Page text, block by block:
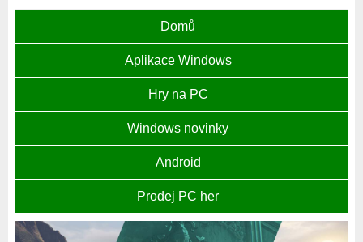
Domů
Aplikace Windows
Hry na PC
Windows novinky
Android
Prodej PC her